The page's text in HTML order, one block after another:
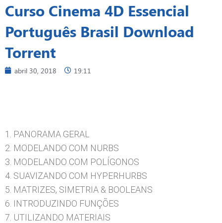
Curso Cinema 4D Essencial
Português Brasil Download
Torrent
abril 30, 2018 19:11
1. PANORAMA GERAL
2. MODELANDO COM NURBS
3. MODELANDO COM POLÍGONOS
4. SUAVIZANDO COM HYPERHURBS
5. MATRIZES, SIMETRIA & BOOLEANS
6. INTRODUZINDO FUNÇÕES
7. UTILIZANDO MATERIAIS